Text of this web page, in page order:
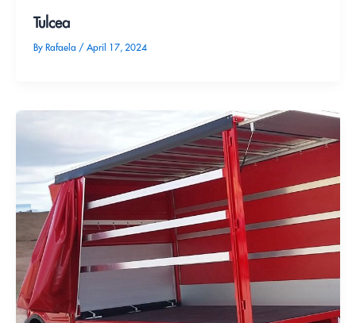
Tulcea
By Rafaela / April 17, 2024